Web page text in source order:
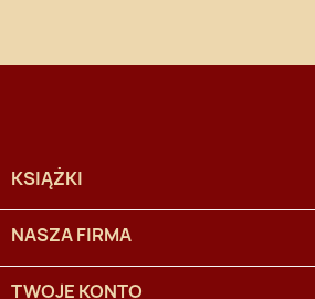
KSIĄŻKI
NASZA FIRMA
TWOJE KONTO